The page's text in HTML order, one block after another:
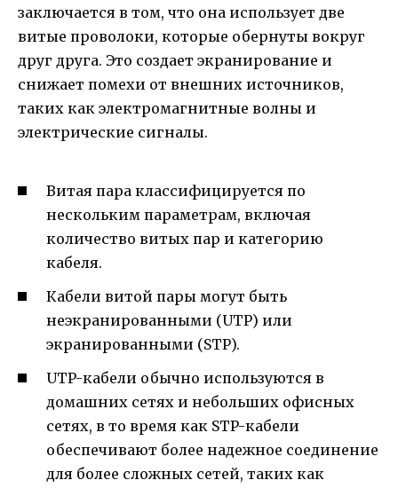
заключается в том, что она использует две
витые проволоки, которые обернуты вокруг
друг друга. Это создает экранирование и
снижает помехи от внешних источников,
таких как электромагнитные волны и
электрические сигналы.
Витая пара классифицируется по
нескольким параметрам, включая
количество витых пар и категорию
кабеля.
Кабели витой пары могут быть
неэкранированными (UTP) или
экранированными (STP).
UTP-кабели обычно используются в
домашних сетях и небольших офисных
сетях, в то время как STP-кабели
обеспечивают более надежное соединение
для более сложных сетей, таких как